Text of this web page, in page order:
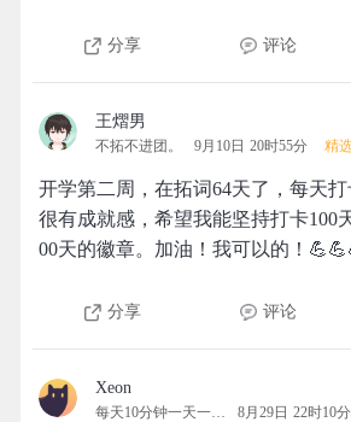
分享 评论
王熠男
不拓不进团。 9月10日 20时55分 精
开学第二周，在拓词64天了，每天
很有成就感，希望我能坚持打卡100
00天的徽章。加油！我可以的！
分享 评论
Xeon
每天10分钟一天一清人 8月29日 22时10分